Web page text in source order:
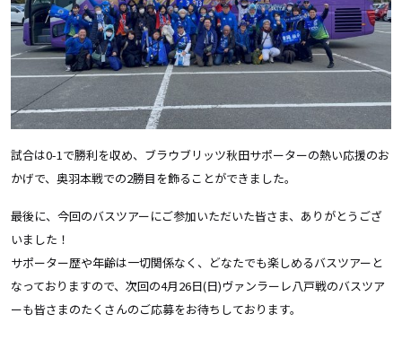
試合は0-1で勝利を収め、ブラウブリッツ秋田サポーターの熱い応援のお
かげで、奥羽本戦での2勝目を飾ることができました。
最後に、今回のバスツアーにご参加いただいた皆さま、ありがとうござ
いました！
サポーター歴や年齢は一切関係なく、どなたでも楽しめるバスツアーと
なっておりますので、次回の4月26日(日)ヴァンラーレ八戸戦のバスツア
ーも皆さまのたくさんのご応募をお待ちしております。